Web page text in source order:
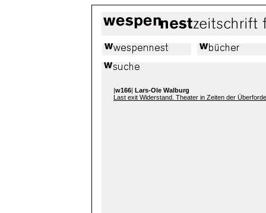
|w166| Lars-Ole Walburg
Last exit Widerstand. Theater in Zeiten der